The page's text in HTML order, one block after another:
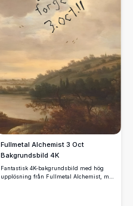
Fullmetal Alchemist 3 Oct
Bakgrundsbild 4K
Fantastisk 4K-bakgrundsbild med hög
upplösning från Fullmetal Alchemist, med